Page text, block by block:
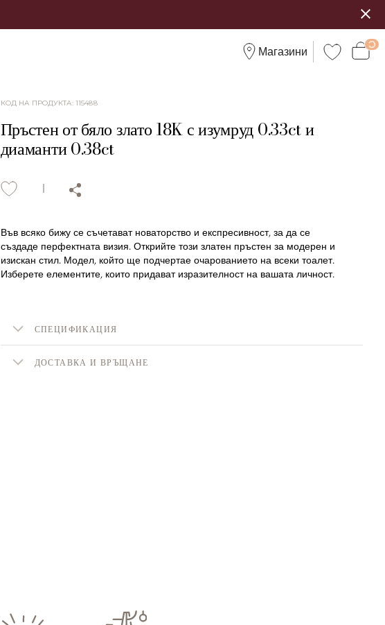
Магазини
КОД НА ПРОДУКТА: 115488
Пръстен от бяло злато 18K с изумруд 0.33ct и
диаманти 0.38ct
Във всяко бижу се съчетават новаторство и експресивност, за да се
създаде перфектната визия. Открийте този златен пръстен за модерен и
изискан стил. Модел, който ще подчертае очарованието на всеки тоалет.
Изберете елементите, които придават изразителност на вашата личност.
СПЕЦИФИКАЦИЯ
ДОСТАВКА И ВРЪЩАНЕ